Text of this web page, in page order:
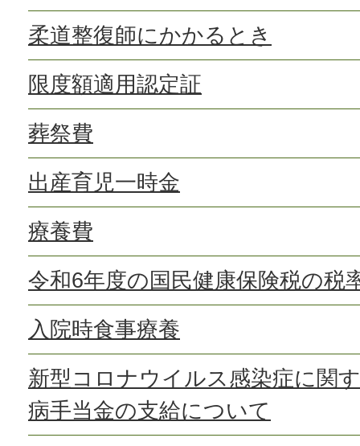
柔道整復師にかかるとき
限度額適用認定証
葬祭費
出産育児一時金
療養費
令和6年度の国民健康保険税の税
入院時食事療養
新型コロナウイルス感染症に関
病手当金の支給について